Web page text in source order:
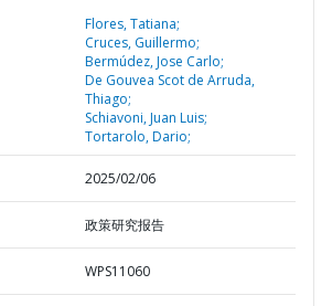
Flores, Tatiana;
Cruces, Guillermo;
Bermúdez, Jose Carlo;
De Gouvea Scot de Arruda,
Thiago;
Schiavoni, Juan Luis;
Tortarolo, Dario;
2025/02/06
政策研究报告
WPS11060